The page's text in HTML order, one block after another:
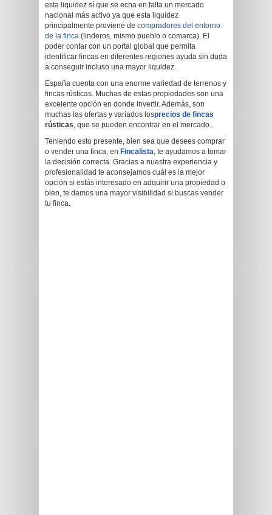
esta liquidez sí que se echa en falta un mercado
nacional más activo ya que esta liquidez
principalmente proviene de compradores del entorno
de la finca (linderos, mismo pueblo o comarca). El
poder contar con un portal global que permita
identificar fincas en diferentes regiones ayuda sin duda
a conseguir incluso una mayor liquidez.
España cuenta con una enorme variedad de terrenos y
fincas rústicas. Muchas de estas propiedades son una
excelente opción en donde invertir. Además, son
muchas las ofertas y variados losprecios de fincas
rústicas, que se pueden encontrar en el mercado.
Teniendo esto presente, bien sea que desees comprar
o vender una finca, en Fincalista, te ayudamos a tomar
la decisión correcta. Gracias a nuestra experiencia y
profesionalidad te aconsejamos cuál es la mejor
opción si estás interesado en adquirir una propiedad o
bien, te damos una mayor visibilidad si buscas vender
tu finca.